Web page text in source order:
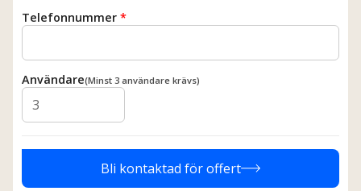
Telefonnummer*
Användare(Minst 3 användare krävs)
Bli kontaktad för offert